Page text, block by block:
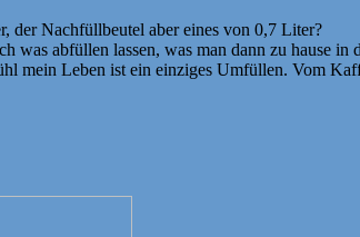
der Nachfüllbeutel aber eines von 0,7 Liter?
was abfüllen lassen, was man dann zu hause in
mein Leben ist ein einziges Umfüllen. Vom